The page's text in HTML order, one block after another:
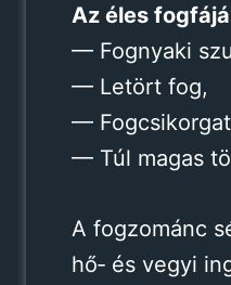
Az éles
— Fognyaki
— Letört fog,
—
— Túl magas
A fogzománc
hő‑ és vegyi